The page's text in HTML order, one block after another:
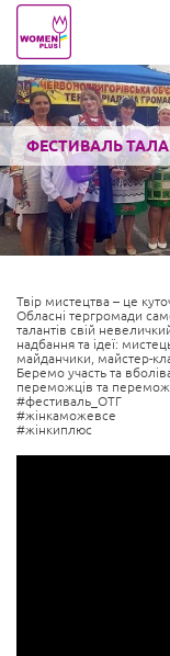
ФЕСТИВАЛЬ
Твір мистецтва – це
Обласні тергромади
талантів свій
надбання та ідеї:
майданчики, майстер-
Беремо участь та
переможців та
#фестиваль_ОТГ
#жінкаможевсе
#жінкиплюс